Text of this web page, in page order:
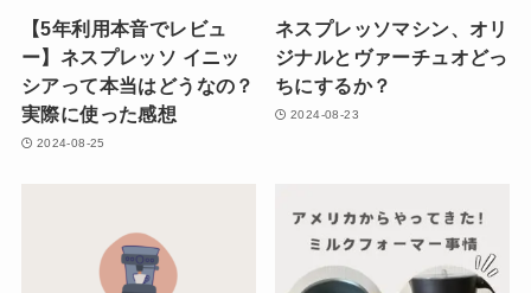
【5年利用本音でレビュ
ー】ネスプレッソ イニッ
シアって本当はどうなの？
実際に使った感想
2024-08-25
ネスプレッソマシン、オリ
ジナルとヴァーチュオどっ
ちにするか？
2024-08-23